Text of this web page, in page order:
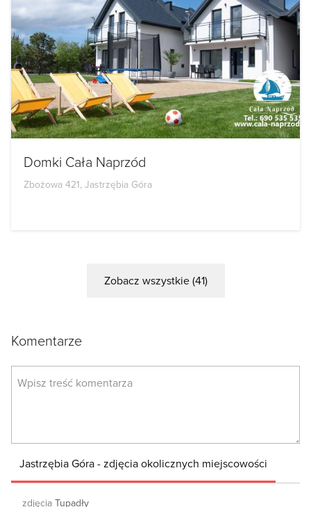
Domki Cała Naprzód
Zbożowa 421, Jastrzębia Góra
Zobacz wszystkie (41)
Komentarze
Jastrzębia Góra - zdjęcia okolicznych miejscowości
zdjęcia Tupadły